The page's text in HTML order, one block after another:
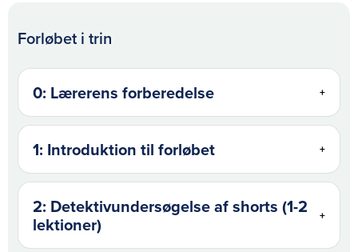
Forløbet i trin
0: Lærerens forberedelse +
1: Introduktion til forløbet +
2: Detektivundersøgelse af shorts (1-2
lektioner) +